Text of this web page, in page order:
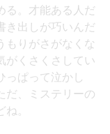
る。才能ある人だ
き出しが巧いんだ
もりがさがなくな
がくさくさしてい
っぱって泣かし
だ、ミステリーの
。